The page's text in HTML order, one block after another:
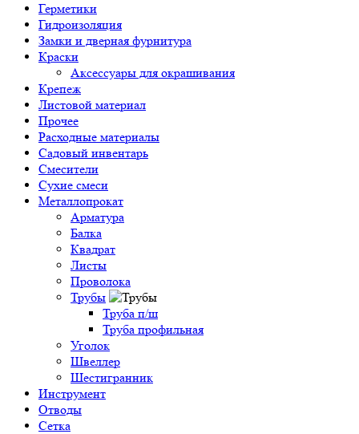
Герметики
Гидроизоляция
Замки и дверная фурнитура
Краски
Аксессуары для окрашивания
Крепеж
Листовой материал
Прочее
Расходные материалы
Садовый инвентарь
Смесители
Сухие смеси
Металлопрокат
Арматура
Балка
Квадрат
Листы
Проволока
Трубы
Труба п/ш
Труба профильная
Уголок
Швеллер
Шестигранник
Инструмент
Отводы
Сетка